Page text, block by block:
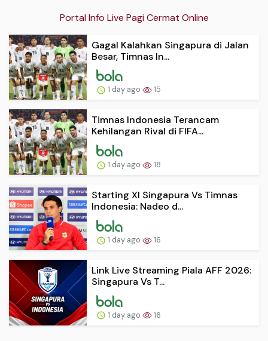
Portal Info Live Pagi Cermat Online
Gagal Kalahkan Singapura di Jalan
Besar, Timnas In...
1 day ago 15
Timnas Indonesia Terancam
Kehilangan Rival di FIFA...
1 day ago 18
Starting XI Singapura Vs Timnas
Indonesia: Nadeo d...
1 day ago 16
Link Live Streaming Piala AFF 2026:
Singapura Vs T...
1 day ago 16